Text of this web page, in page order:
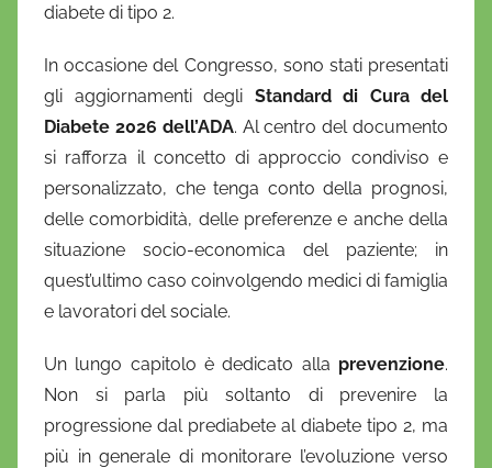
diabete di tipo 2.
In occasione del Congresso, sono stati presentati
gli aggiornamenti degli Standard di Cura del
Diabete 2026 dell’ADA. Al centro del documento
si rafforza il concetto di approccio condiviso e
personalizzato, che tenga conto della prognosi,
delle comorbidità, delle preferenze e anche della
situazione socio-economica del paziente; in
quest’ultimo caso coinvolgendo medici di famiglia
e lavoratori del sociale.
Un lungo capitolo è dedicato alla prevenzione.
Non si parla più soltanto di prevenire la
progressione dal prediabete al diabete tipo 2, ma
più in generale di monitorare l’evoluzione verso